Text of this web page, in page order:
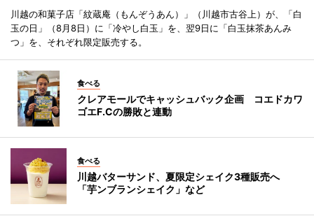
川越の和菓子店「紋蔵庵（もんぞうあん）」（川越市古谷上）が、「白
玉の日」（8月8日）に「冷やし白玉」を、翌9日に「白玉抹茶あんみ
つ」を、それぞれ限定販売する。
食べる
クレアモールでキャッシュバック企画 コエドカワ
ゴエF.Cの勝敗と連動
食べる
川越バターサンド、夏限定シェイク3種販売へ
「芋ンブランシェイク」など